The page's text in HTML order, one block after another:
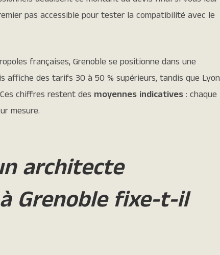
pas accessible pour tester la compatibilité avec le
françaises, Grenoble se positionne dans une
affiche des tarifs 30 à 50 % supérieurs, tandis que Lyon
chiffres restent des moyennes indicatives : chaque
mesure.
architecte
Grenoble fixe-t-il